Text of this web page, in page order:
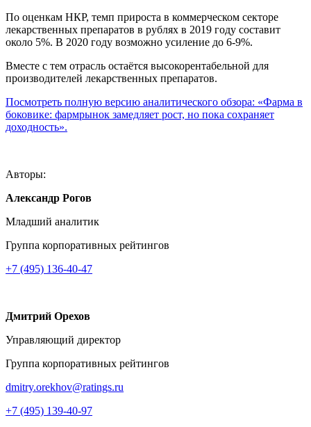
По оценкам НКР, темп прироста в коммерческом секторе
лекарственных препаратов в рублях в 2019 году составит
около 5%. В 2020 году возможно усиление до 6-9%.
Вместе с тем отрасль остаётся высокорентабельной для
производителей лекарственных препаратов.
Посмотреть полную версию аналитического обзора: «Фарма в
боковике: фармрынок замедляет рост, но пока сохраняет
доходность».
Авторы:
Александр Рогов
Младший аналитик
Группа корпоративных рейтингов
+7 (495) 136-40-47
Дмитрий Орехов
Управляющий директор
Группа корпоративных рейтингов
dmitry.orekhov@ratings.ru
+7 (495) 139-40-97